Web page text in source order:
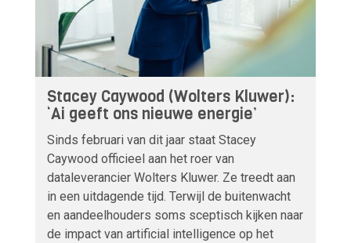
Stacey Caywood (Wolters Kluwer):
‘Ai geeft ons nieuwe energie’
Sinds februari van dit jaar staat Stacey
Caywood officieel aan het roer van
dataleverancier Wolters Kluwer. Ze treedt aan
in een uitdagende tijd. Terwijl de buitenwacht
en aandeelhouders soms sceptisch kijken naar
de impact van artificial intelligence op het